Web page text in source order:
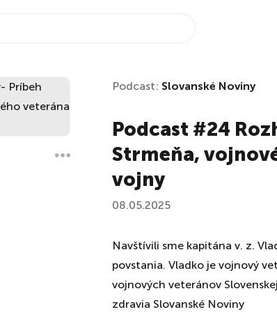
Podcast: Slovanské Noviny
Podcast #24
Strmeňa,
vojny
08.05.2025
Navštívili sme kapitána v. z.
povstania. Vladko je vojnový
vojnových veteránov
zdravia Slovanské Noviny